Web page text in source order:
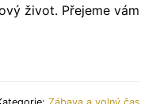
život. Přejeme vám